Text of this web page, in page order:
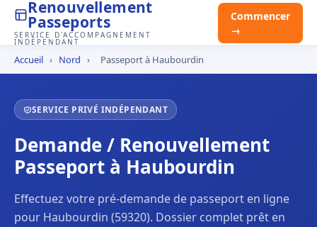
Renouvellement
Passeports
SERVICE D'ACCOMPAGNEMENT
INDÉPENDANT
Commencer
→
Accueil › Nord › Passeport à Haubourdin
SERVICE PRIVÉ INDÉPENDANT
Demande / Renouvellement
Passeport à Haubourdin
Effectuez votre pré-demande de passeport en ligne
pour Haubourdin (59320). Dossier complet prêt en